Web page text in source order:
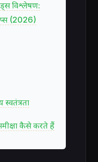
विश्लेषण:
(2026)
कैसे करते हैं